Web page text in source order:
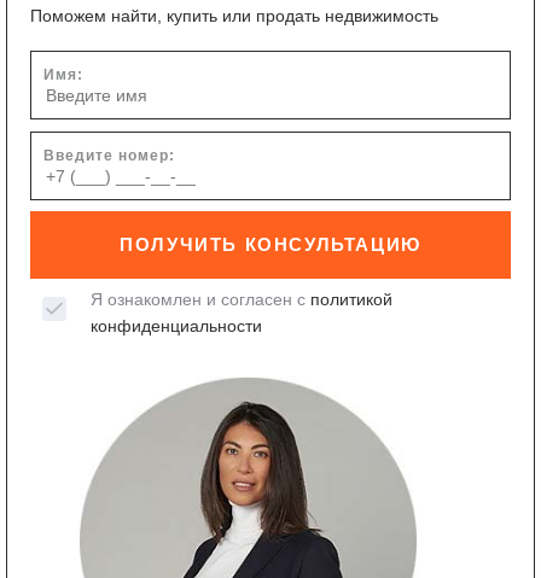
Поможем найти, купить или продать недвижимость
Имя:
Введите номер:
ПОЛУЧИТЬ КОНСУЛЬТАЦИЮ
Я ознакомлен и согласен с политикой
конфиденциальности